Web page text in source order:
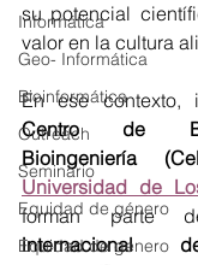
Informática
Geo- Informática
Bioinformática
Outreach
Seminario
Equidad de género
Equidad de genero
su potencial
valor en la cultura
Centro de
Universidad de
forman parte
internacional